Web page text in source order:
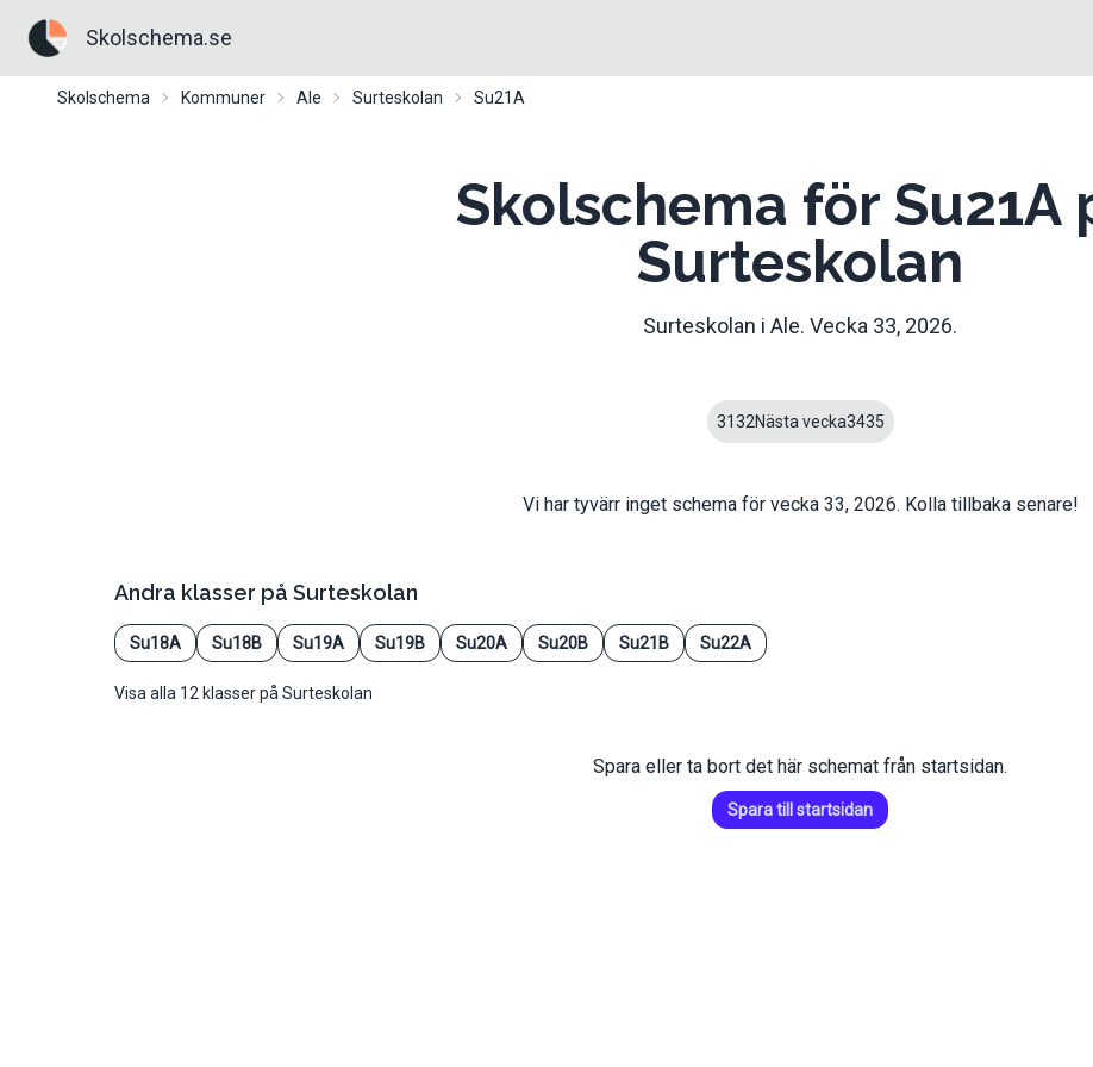
Skolschema.se
Skolschema Kommuner Ale Surteskolan Su21A
Skolschema för Su21A
Surteskolan
Surteskolan i Ale. Vecka 33, 2026.
3132Nästa vecka3435
Vi har tyvärr inget schema för vecka 33, 2026. Kolla tillbaka senare!
Andra klasser på Surteskolan
Su18A Su18B Su19A Su19B Su20A Su20B Su21B Su22A
Visa alla 12 klasser på Surteskolan
Spara eller ta bort det här schemat från startsidan.
Spara till startsidan